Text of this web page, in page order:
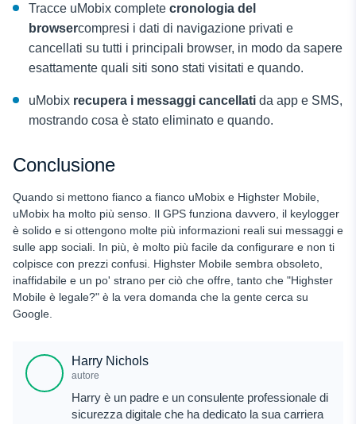
Tracce uMobix complete cronologia del
browsercompresi i dati di navigazione privati e
cancellati su tutti i principali browser, in modo da sapere
esattamente quali siti sono stati visitati e quando.
uMobix recupera i messaggi cancellati da app e SMS,
mostrando cosa è stato eliminato e quando.
Conclusione
Quando si mettono fianco a fianco uMobix e Highster Mobile,
uMobix ha molto più senso. Il GPS funziona davvero, il keylogger
è solido e si ottengono molte più informazioni reali sui messaggi e
sulle app sociali. In più, è molto più facile da configurare e non ti
colpisce con prezzi confusi. Highster Mobile sembra obsoleto,
inaffidabile e un po' strano per ciò che offre, tanto che "Highster
Mobile è legale?" è la vera domanda che la gente cerca su
Google.
Harry Nichols
autore
Harry è un padre e un consulente professionale di
sicurezza digitale che ha dedicato la sua carriera